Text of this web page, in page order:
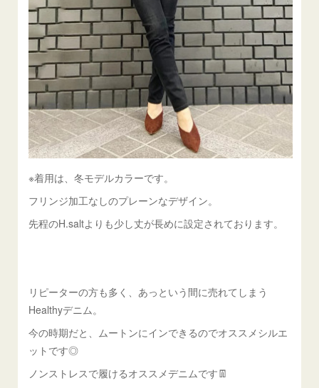
※着用は、冬モデルカラーです。
フリンジ加工なしのプレーンなデザイン。
先程のH.saltよりも少し丈が長めに設定されております。
リピーターの方も多く、あっという間に売れてしまう
Healthyデニム。
今の時期だと、ムートンにインできるのでオススメシルエ
ットです◎
ノンストレスで履けるオススメデニムです👖